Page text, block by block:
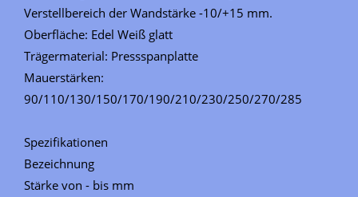
Verstellbereich der Wandstärke -10/+15 mm.
Oberfläche: Edel Weiß glatt
Trägermaterial: Pressspanplatte
Mauerstärken:
90/110/130/150/170/190/210/230/250/270/285
Spezifikationen
Bezeichnung
Stärke von - bis mm